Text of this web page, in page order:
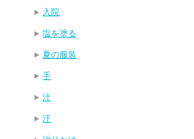
入院
塩を塗る
夏の服装
手
汁
汗